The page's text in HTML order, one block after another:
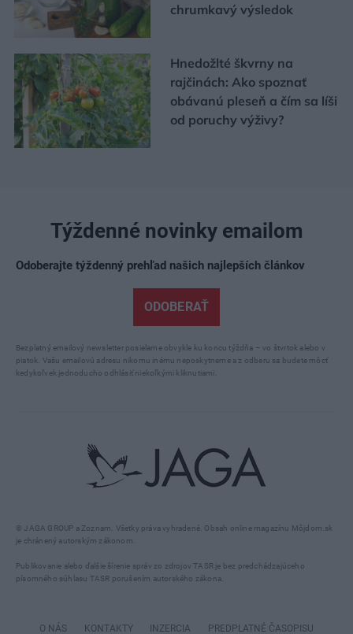
chrumkavý výsledok
Hnedožlté škvrny na
rajčinách: Ako spoznať
obávanú pleseň a čím sa líši
od poruchy výživy?
© JAGA GROUP a Zoznam. Všetky práva vyhradené. Obsah online magazínu Môjdom.sk
je chránený autorským zákonom.
Publikovanie alebo ďalšie šírenie správ zo zdrojov TASR je bez predchádzajúceho
písomného súhlasu TASR porušením autorského zákona.
Týždenné novinky emailom
Odoberajte týždenný prehľad našich najlepších článkov
ODOBERAŤ
Bezplatný emailový newsletter posielame obvykle ku koncu týždňa – vo štvrtok alebo v
piatok. Vašu emailovú adresu nikomu inému neposkytneme a z odberu sa budete môcť
kedykoľvek jednoducho odhlásiť niekoľkými kliknutiami.
O NÁS KONTAKTY INZERCIA PREDPLATNÉ ČASOPISU